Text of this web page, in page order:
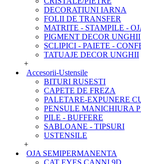
DECORATIUNI IARNA
FOLII DE TRANSFER
MATRITE - STAMPILE -
PIGMENT DECOR UNGHII
SCLIPICI - PAIETE -
TATUAJE DECOR UNGHII
+
Accesorii-Ustensile
BITURI RUSESTI
CAPETE DE FREZA
PALETARE-EXPUNERE
PENSULE MANICHIURA
PILE - BUFFERE
SABLOANE - TIPSURI
USTENSILE
+
OJA SEMIPERMANENTA
CAT EYES CANNI 9D